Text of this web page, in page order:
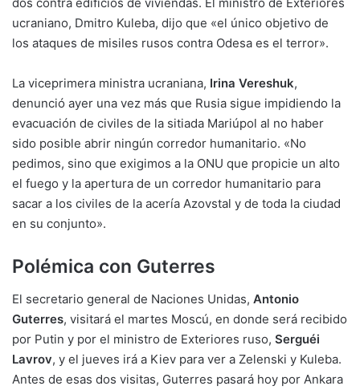
ucraniano, Dmitro Kuleba, dijo que «el único objetivo de
los ataques de misiles rusos contra Odesa es el terror».
La viceprimera ministra ucraniana, Irina Vereshuk,
denunció ayer una vez más que Rusia sigue impidiendo la
evacuación de civiles de la sitiada Mariúpol al no haber
sido posible abrir ningún corredor humanitario. «No
pedimos, sino que exigimos a la ONU que propicie un alto
el fuego y la apertura de un corredor humanitario para
sacar a los civiles de la acería Azovstal y de toda la ciudad
en su conjunto».
Polémica con Guterres
El secretario general de Naciones Unidas, Antonio
Guterres, visitará el martes Moscú, en donde será recibido
por Putin y por el ministro de Exteriores ruso, Serguéi
Lavrov, y el jueves irá a Kiev para ver a Zelenski y Kuleba.
Antes de esas dos visitas, Guterres pasará hoy por Ankara